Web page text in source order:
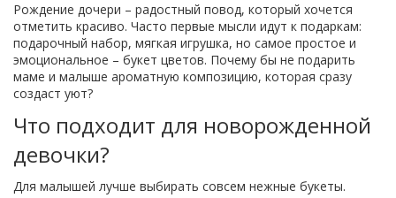
Рождение дочери – радостный повод, который хочется
отметить красиво. Часто первые мысли идут к подаркам:
подарочный набор, мягкая игрушка, но самое простое и
эмоциональное – букет цветов. Почему бы не подарить
маме и малыше ароматную композицию, которая сразу
создаст уют?
Что подходит для новорожденной
девочки?
Для малышей лучше выбирать совсем нежные букеты.